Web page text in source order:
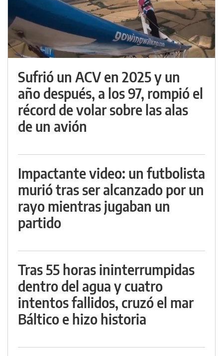
Sufrió un ACV en 2025 y un
año después, a los 97, rompió el
récord de volar sobre las alas
de un avión
Impactante video: un futbolista
murió tras ser alcanzado por un
rayo mientras jugaban un
partido
Tras 55 horas ininterrumpidas
dentro del agua y cuatro
intentos fallidos, cruzó el mar
Báltico e hizo historia